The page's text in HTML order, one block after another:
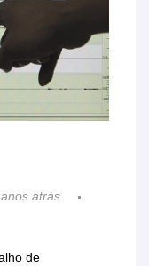
atrás
de